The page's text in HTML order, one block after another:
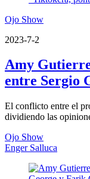
Ojo Show
2023-7-2
Amy
entre Sergio
El conflicto entre el
dividiendo las
Ojo Show
Enger Salluca